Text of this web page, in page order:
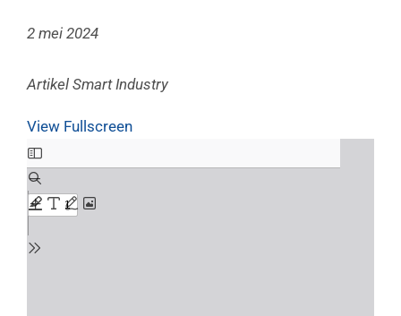
2 mei 2024
Artikel Smart Industry
View Fullscreen